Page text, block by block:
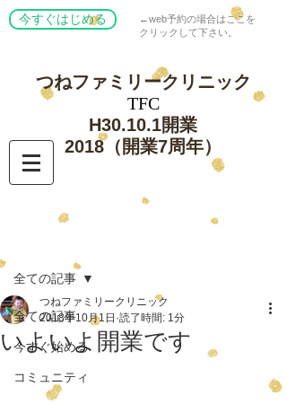
今すぐはじめる
←web予約の場合はここを
クリックして下さい。
つねファミリークリニック
​TFC
​H30.10.1開業
​2018（開業7周年）
全ての記事
今すぐ始める
コミュニティ
全ての記事
いよいよ開業です
つねファミリークリニック
2018年10月1日 読了時間: 1分